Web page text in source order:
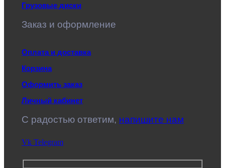
Грузовые диски
Заказ и оформление
Оплата и доставка
Корзина
Оформить заказ
Личный кабинет
C радостью ответим, напишите нам
Vk Telegram